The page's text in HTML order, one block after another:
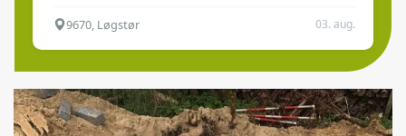
9670, Løgstør 03. aug.